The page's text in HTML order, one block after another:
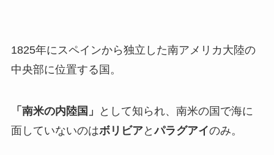
1825年にスペインから独立した南アメリカ大陸の
中央部に位置する国。
「南米の内陸国」
として知られ、南米の国で海に
面していないのはボリビアとパラグアイのみ。